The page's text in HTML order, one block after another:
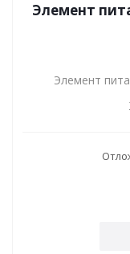
Элемент
Элемент